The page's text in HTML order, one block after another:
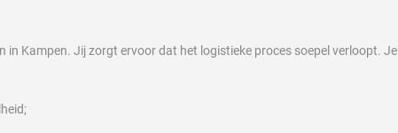
in Kampen. Jij zorgt ervoor dat het logistieke proces soepel verloopt. Je